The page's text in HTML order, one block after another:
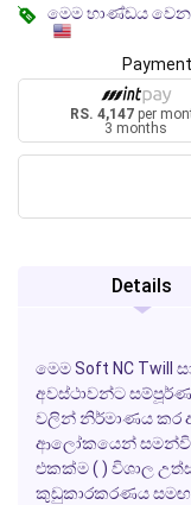
මෙම භාණ්ඩය
RS. 4,147per
3 months
Details
මෙමSoft NC Twill
අවස්ථාවන්ට සම්පූර්ණ
වලින් නිර්මාණය කර
ආලෝකයෙන්
එකක්ම ( ) විශාල
කුඩුකාරකරණය සමඟ